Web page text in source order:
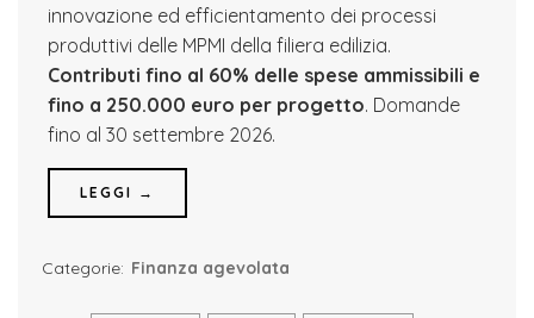
innovazione ed efficientamento dei processi
produttivi delle MPMI della filiera edilizia.
Contributi fino al 60% delle spese ammissibili e
fino a 250.000 euro per progetto. Domande
fino al 30 settembre 2026.
LEGGI →
Categorie: Finanza agevolata